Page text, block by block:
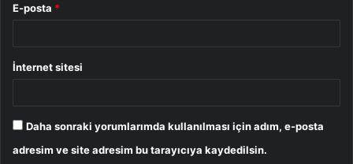
E-posta *
İnternet sitesi
Daha sonraki yorumlarımda kullanılması için adım, e-posta
adresim ve site adresim bu tarayıcıya kaydedilsin.